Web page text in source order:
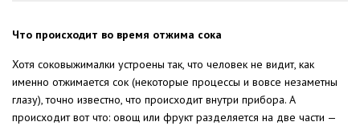
Что происходит во время отжима сока
Хотя соковыжималки устроены так, что человек не видит, как
именно отжимается сок (некоторые процессы и вовсе незаметны
глазу), точно известно, что происходит внутри прибора. А
происходит вот что: овощ или фрукт разделяется на две части —